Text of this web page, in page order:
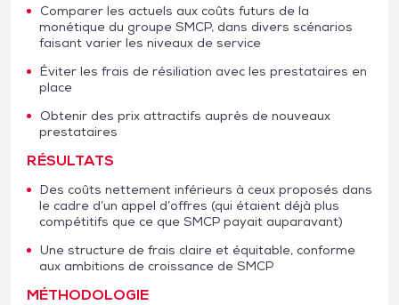
Comparer les actuels aux coûts futurs de la
monétique du groupe SMCP, dans divers scénarios
faisant varier les niveaux de service
Éviter les frais de résiliation avec les prestataires en
place
Obtenir des prix attractifs auprès de nouveaux
prestataires
RÉSULTATS
Des coûts nettement inférieurs à ceux proposés dans
le cadre d’un appel d’offres (qui étaient déjà plus
compétitifs que ce que SMCP payait auparavant)
Une structure de frais claire et équitable, conforme
aux ambitions de croissance de SMCP
MÉTHODOLOGIE